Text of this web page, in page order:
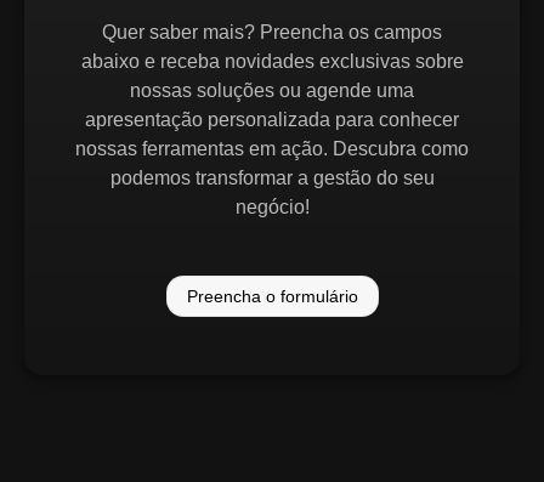
Quer saber mais? Preencha os campos
abaixo e receba novidades exclusivas sobre
nossas soluções ou agende uma
apresentação personalizada para conhecer
nossas ferramentas em ação. Descubra como
podemos transformar a gestão do seu
negócio!
Preencha o formulário